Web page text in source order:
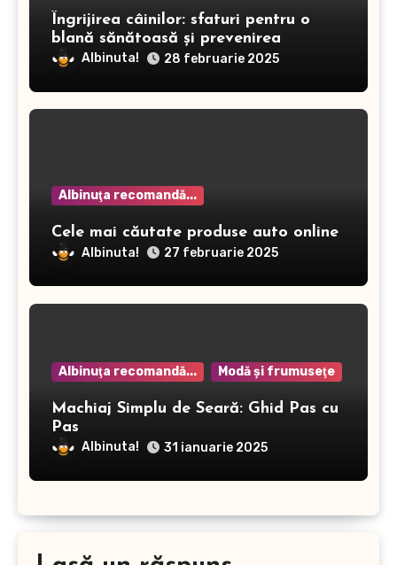
Îngrijirea câinilor: sfaturi pentru o
blană sănătoasă și prevenirea
dermatitei
Albinuta! 28 februarie 2025
Albinuţa recomandă...
Cele mai căutate produse auto online
Albinuta! 27 februarie 2025
Albinuţa recomandă... Modă şi frumuseţe
Machiaj Simplu de Seară: Ghid Pas cu
Pas
Albinuta! 31 ianuarie 2025